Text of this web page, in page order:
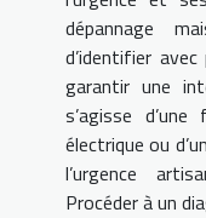
dépannage
d’identifier
garantir une
s’agisse
électrique ou
l’urgence
Procéder à un